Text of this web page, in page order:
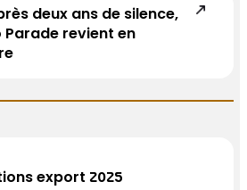
deux ans de silence,
Parade revient en
export 2025